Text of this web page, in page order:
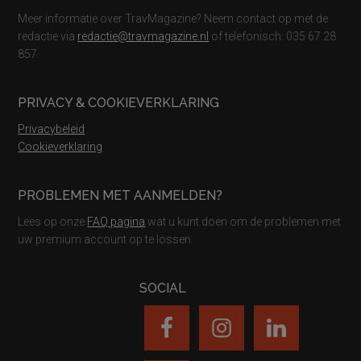
Meer informatie over TravMagazine? Neem contact op met de
redactie via redactie@travmagazine.nl of telefonisch: 035 67 28
857.
PRIVACY & COOKIEVERKLARING
Privacybeleid
Cookieverklaring
PROBLEMEN MET AANMELDEN?
Lees op onze FAQ pagina wat u kunt doen om de problemen met
uw premium account op te lossen
SOCIAL